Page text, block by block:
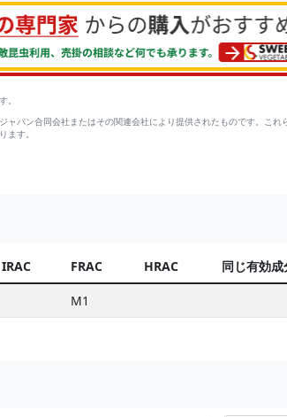
。
パン合同会社またはその関連会社により提供されたものです。これ
ます。
IRAC FRAC HRAC 同じ有効
M1